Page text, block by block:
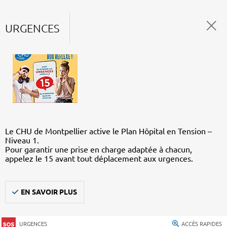
URGENCES
Le CHU de Montpellier active le Plan Hôpital en Tension –
Niveau 1.
Pour garantir une prise en charge adaptée à chacun,
appelez le 15 avant tout déplacement aux urgences.
EN SAVOIR PLUS
URGENCES ACCÈS RAPIDES